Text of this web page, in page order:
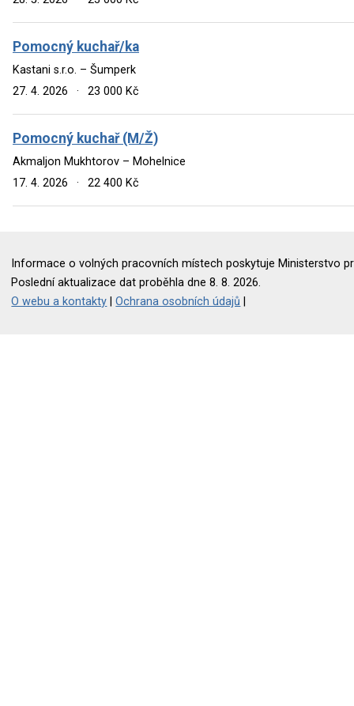
Pomocný kuchař/ka
Kastani s.r.o. – Šumperk
27. 4. 2026
· 23 000 Kč
Pomocný kuchař (M/Ž)
Akmaljon Mukhtorov – Mohelnice
17. 4. 2026
· 22 400 Kč
Informace o volných pracovních místech poskytuje Ministerstvo
Poslední aktualizace dat proběhla dne 8. 8. 2026.
O webu a kontakty |Ochrana osobních údajů